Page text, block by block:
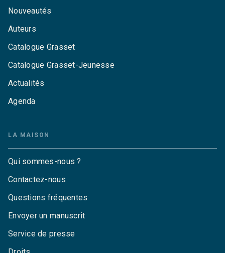
Nouveautés
Auteurs
Catalogue Grasset
Catalogue Grasset-Jeunesse
Actualités
Agenda
LA MAISON
Qui sommes-nous ?
Contactez-nous
Questions fréquentes
Envoyer un manuscrit
Service de presse